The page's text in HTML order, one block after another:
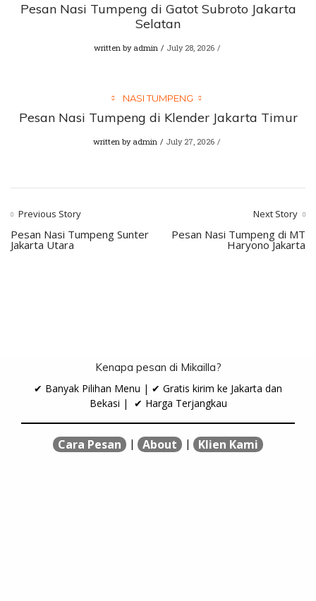
Pesan Nasi Tumpeng di Gatot Subroto Jakarta
Selatan
written by admin July 28, 2026
NASI TUMPENG
Pesan Nasi Tumpeng di Klender Jakarta Timur
written by admin July 27, 2026
Previous Story
Pesan Nasi Tumpeng Sunter
Jakarta Utara
Next Story
Pesan Nasi Tumpeng di MT
Haryono Jakarta
Kenapa pesan di Mikailla?
✔ Banyak Pilihan Menu | ✔ Gratis kirim ke Jakarta dan
Bekasi | ✔ Harga Terjangkau
Cara Pesan | About | Klien Kami